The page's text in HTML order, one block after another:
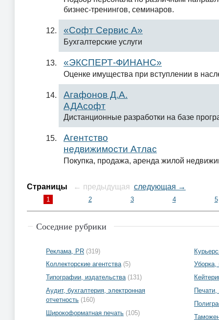
бизнес-тренингов, семинаров.
«Софт Сервис А»
Бухгалтерские услуги
«ЭКСПЕРТ-ФИНАНС»
Оценке имущества при вступлении в
Агафонов Д.А.
АДАсофт
Дистанционные разработки на базе
Агентство
недвижимости Атлас
Покупка, продажа, аренда жилой
Страницы ← предыдущая следующая →
1 2 3 4 5
Соседние рубрики
Реклама, PR (319)
Коллекторские агентства (5)
Типографии, издательства (131)
Аудит, бухгалтерия, электронная
отчетность (160)
Широкоформатная печать (105)
Уборка,